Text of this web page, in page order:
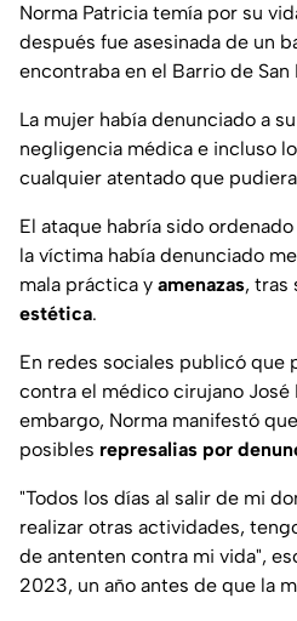
Norma Patricia temía por su
después fue asesinada de un
encontraba en el Barrio de San
La mujer había denunciado a
negligencia médica e incluso
cualquier atentado que
El ataque habría sido
la víctima había denunciado
mala práctica y amenazas, tras
estética.
En redes sociales publicó que
contra el médico cirujano José
embargo, Norma manifestó
posibles represalias por
"Todos los días al salir de mi
realizar otras actividades,
de antenten contra mi vida",
2023, un año antes de que la